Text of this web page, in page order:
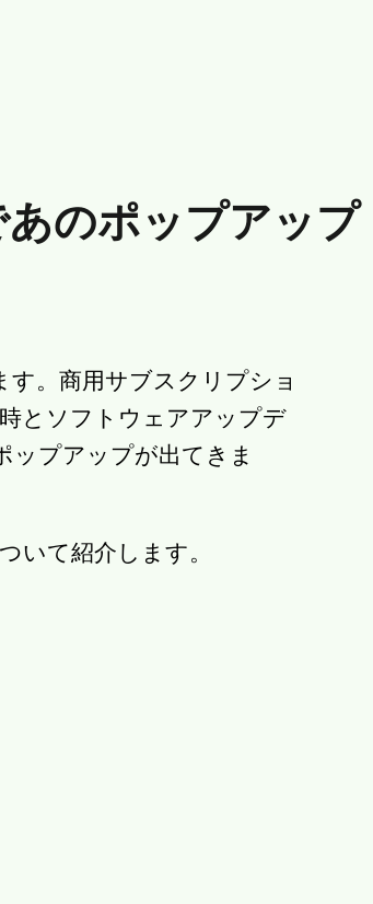
のポップアップ
。商用サブスクリプショ
とソフトウェアアップデ
プアップが出てきま
いて紹介します。